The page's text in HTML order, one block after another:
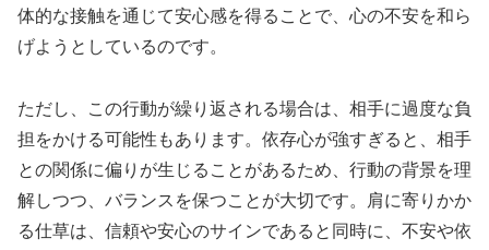
体的な接触を通じて安心感を得ることで、心の不安を和ら
げようとしているのです。
ただし、この行動が繰り返される場合は、相手に過度な負
担をかける可能性もあります。依存心が強すぎると、相手
との関係に偏りが生じることがあるため、行動の背景を理
解しつつ、バランスを保つことが大切です。肩に寄りかか
る仕草は、信頼や安心のサインであると同時に、不安や依